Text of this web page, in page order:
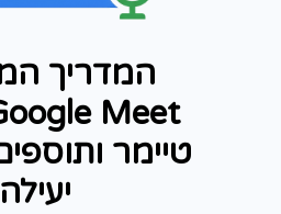
המדריך
טיימר
יעילה